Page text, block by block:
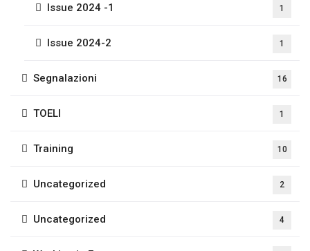
Issue 2024 -1 1
Issue 2024-2 1
Segnalazioni 16
TOELI 1
Training 10
Uncategorized 2
Uncategorized 4